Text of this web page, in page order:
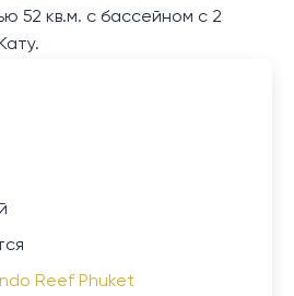
52 кв.м. с бассейном с 2
Reef Phuket